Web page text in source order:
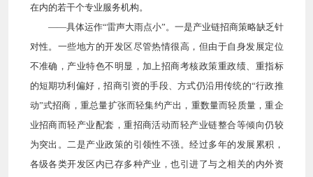
在内的若干个专业服务机构。
——具体运作“雷声大雨点小”。一是产业链招商策略缺乏针
对性。一些地方的开发区尽管热情很高，但由于自身发展定位
不准确，产业特色不明显，加上招商考核政策重政绩、重指标
的短期功利偏好，招商引资的手段、方式仍沿用传统的“行政推
动”式招商，重总量扩张而轻集约产出，重数量而轻质量，重企
业招商而轻产业配套，重招商活动而轻产业链整合等倾向仍较
为突出。二是产业政策的引领性不强。经过多年的发展累积，
各级各类开发区内已存多种产业，也引进了与之相关的内外资